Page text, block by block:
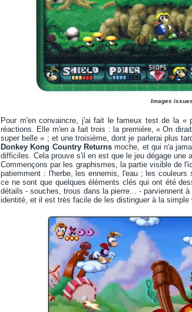
Images
Pour m'en convaincre, j'ai fait le fameux test de la
réactions. Elle m'en a fait trois : la première, « On
super belle » ; et une troisième, dont je parlerai plus
Donkey Kong Country Returnsmoche, et qui n'a
difficiles. Cela prouve s'il en est que le jeu dégage
Commençons par les graphismes, la partie visible de
patiemment : l'herbe, les ennemis, l'eau ; les
ce ne sont que quelques éléments clés qui ont été
détails - souches, trous dans la pierre... - parviennent
identité, et il est très facile de les distinguer à la simple